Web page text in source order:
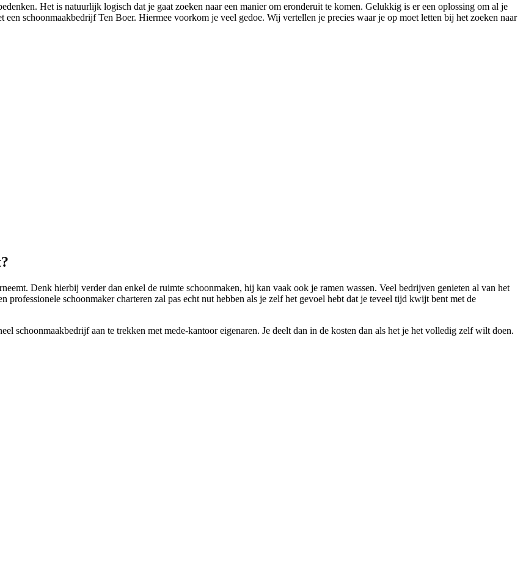
Het is natuurlijk logisch dat je gaat zoeken naar een manier om eronderuit te komen. Gelukkig is er een oplossing om al je
een schoonmaakbedrijf Ten Boer. Hiermee voorkom je veel gedoe. Wij vertellen je precies waar je op moet letten bij het zoeken naar
Denk hierbij verder dan enkel de ruimte schoonmaken, hij kan vaak ook je ramen wassen. Veel bedrijven genieten al van het
schoonmaker charteren zal pas echt nut hebben als je zelf het gevoel hebt dat je teveel tijd kwijt bent met de
schoonmaakbedrijf aan te trekken met mede-kantoor eigenaren. Je deelt dan in de kosten dan als het je het volledig zelf wilt doen.